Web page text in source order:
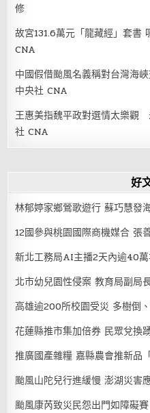
修
故宮131.6萬元「龍藏經」套書
CNA
中國假借颱風名義稱對台灣海
中央社 CNA
王惠美指魏平政對選情太樂觀
社 CNA
好
林郁婷家鄉鶯歌遊行 蘇巧慧發
12國參與桃園國際商機媒合 張
新北工務局AI主播2天內逾40
北市幼兒園性侵案 教育局副局
高雄逾200所校園受災 多樹倒
花蓮縣推市集加倍券 民眾兌換
推廣國產雜糧 嘉縣農會推新品
颱風山陀兒行進緩慢 澎湖災害
颱風康芮致災民怨出門如障礙